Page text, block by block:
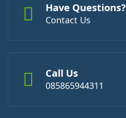
Have Questions?
Contact Us
Call Us
085865944311